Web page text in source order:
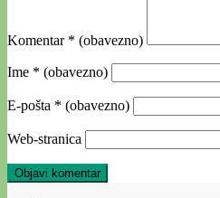
Komentar * (obavezno)
Ime * (obavezno)
E-pošta * (obavezno)
Web-stranica